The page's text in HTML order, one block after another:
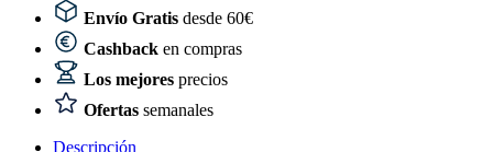
Envío Gratis desde 60€
Cashback en compras
Los mejores precios
Ofertas semanales
Descripción